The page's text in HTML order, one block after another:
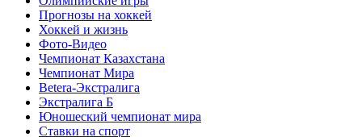
Прогнозы на хоккей
Хоккей и жизнь
Фото-Видео
Чемпионат Казахстана
Чемпионат Мира
Betera-Экстралига
Экстралига Б
Юношеский чемпионат мира
Ставки на спорт